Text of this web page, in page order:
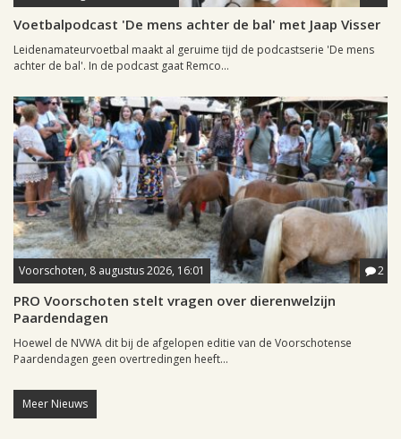
Voetbalpodcast 'De mens achter de bal' met Jaap Visser
Leidenamateurvoetbal maakt al geruime tijd de podcastserie 'De mens
achter de bal'. In de podcast gaat Remco...
Voorschoten, 8 augustus 2026, 16:01 2
PRO Voorschoten stelt vragen over dierenwelzijn
Paardendagen
Hoewel de NVWA dit bij de afgelopen editie van de Voorschotense
Paardendagen geen overtredingen heeft...
Meer Nieuws